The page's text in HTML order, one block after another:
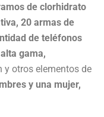
de clorhidrato
20 armas de
de teléfonos
gama,
y otros elementos de
y una mujer,